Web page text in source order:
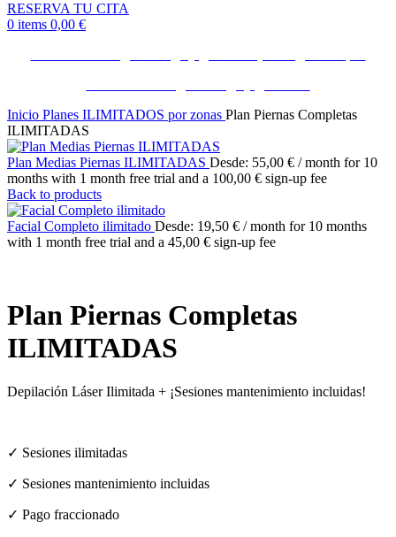
RESERVA TU CITA
0 items 0,00 €
Inicio Planes ILIMITADOS por zonas Plan Piernas Completas
ILIMITADAS
Plan Medias Piernas ILIMITADAS Desde: 55,00 € / month for 10
months with 1 month free trial and a 100,00 € sign-up fee
Back to products
Facial Completo ilimitado Desde: 19,50 € / month for 10 months
with 1 month free trial and a 45,00 € sign-up fee
Plan Piernas Completas
ILIMITADAS
Depilación Láser Ilimitada + ¡Sesiones mantenimiento incluidas!
✓ Sesiones ilimitadas
✓ Sesiones mantenimiento incluidas
✓ Pago fraccionado